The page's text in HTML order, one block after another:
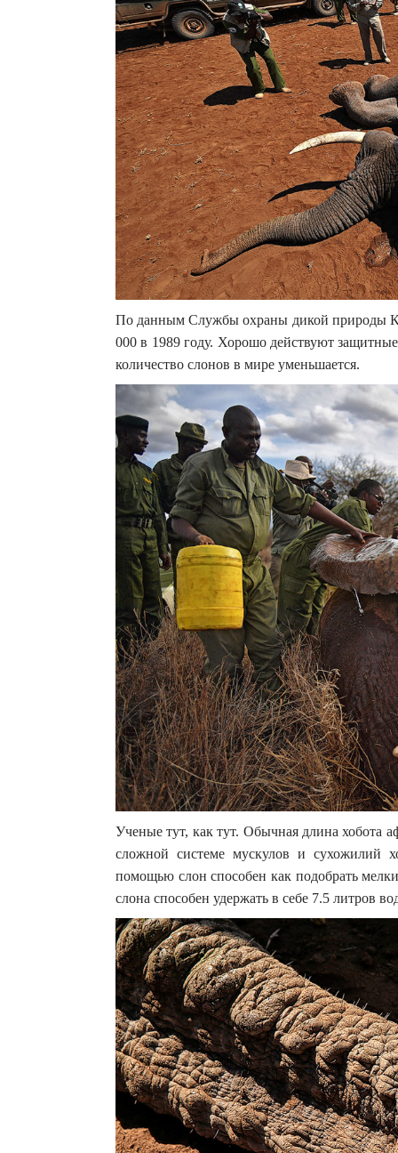
По данным Службы охраны дикой природы
000 в 1989 году. Хорошо действуют
количество слонов в мире уменьшается.
Ученые тут, как тут. Обычная длина хобота
сложной системе мускулов и сухожилий
помощью слон способен как подобрать
слона способен удержать в себе 7.5 литров